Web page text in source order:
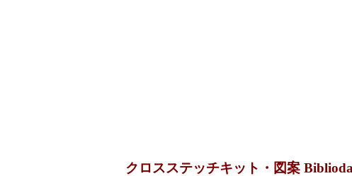
クロスステッチキット・図案